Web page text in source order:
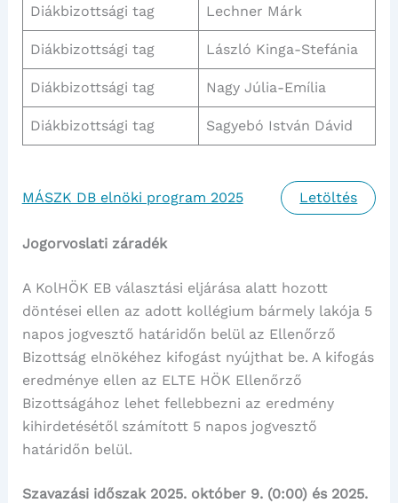
Diákbizottsági tag Lechner Márk
Diákbizottsági tag László Kinga-Stefánia
Diákbizottsági tag Nagy Júlia-Emília
Diákbizottsági tag Sagyebó István Dávid
MÁSZK DB elnöki program 2025 Letöltés
Jogorvoslati záradék
A KolHÖK EB választási eljárása alatt hozott
döntései ellen az adott kollégium bármely lakója 5
napos jogvesztő határidőn belül az Ellenőrző
Bizottság elnökéhez kifogást nyújthat be. A kifogás
eredménye ellen az ELTE HÖK Ellenőrző
Bizottságához lehet fellebbezni az eredmény
kihirdetésétől számított 5 napos jogvesztő
határidőn belül.
Szavazási időszak 2025. október 9. (0:00) és 2025.